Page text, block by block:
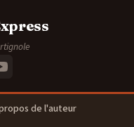
de l'auteur